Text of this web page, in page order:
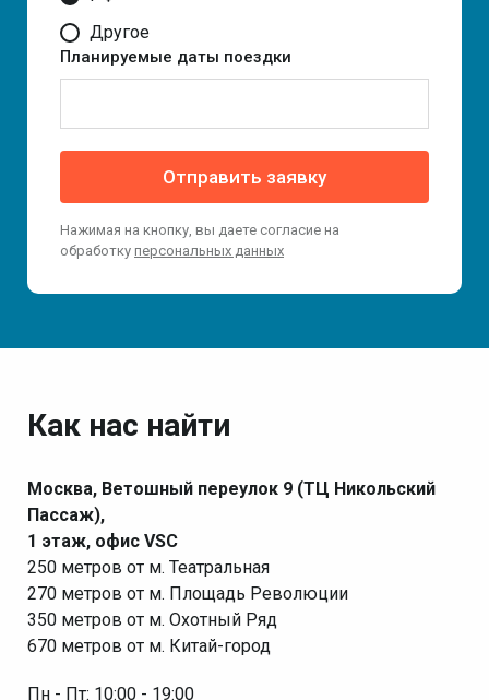
Другое
Планируемые даты поездки
Отправить заявку
Нажимая на кнопку, вы даете согласие на
обработку персональных данных
Как нас найти
Москва, Ветошный переулок 9 (ТЦ Никольский
Пассаж),
1 этаж, офис VSC
250 метров от м. Театральная
270 метров от м. Площадь Революции
350 метров от м. Охотный Ряд
670 метров от м. Китай-город
Пн - Пт: 10:00 - 19:00